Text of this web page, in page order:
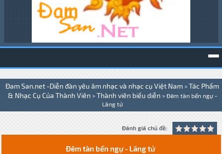
Đam San.net -Diễn đàn yêu âm nhạc và nhạc cụ Việt Nam > Tác Phẩm
& Nhạc Cụ Của Thành Viên > Thành viên biểu diễn > Đêm tàn bến ngự -
Lãng tử
Đánh giá chủ đề:
Đêm tàn bến ngự - Lãng tử